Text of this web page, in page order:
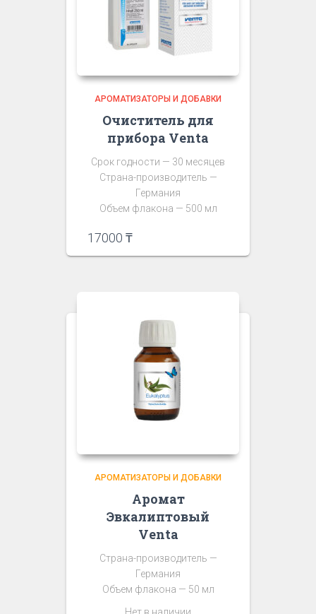
АРОМАТИЗАТОРЫ И ДОБАВКИ
Очиститель для
прибора Venta
Срок годности — 30 месяцев
Страна-производитель —
Германия
Объем флакона — 500 мл
17000 ₸
АРОМАТИЗАТОРЫ И ДОБАВКИ
Аромат
Эвкалиптовый
Venta
Страна-производитель —
Германия
Объем флакона — 50 мл